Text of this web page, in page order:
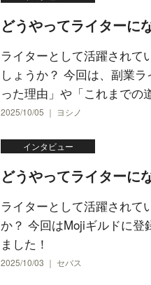
どうやってライターに
ライターとして活躍されて
しょうか？ 今回は、副業
った理由」や「これまでの
2025/10/05 ｜ ヨシノ
インタビュー
どうやってライターに
ライターとして活躍されて
か？ 今回はMojiギルドに
ました！
2025/10/03 ｜ セバス